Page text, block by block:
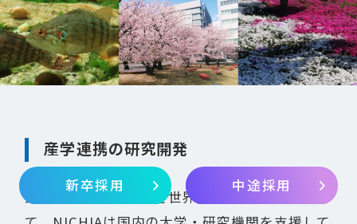
産学連携の研究開発
最先端のものつくりを世界に発信する企業とし
新卒採用 中途採用